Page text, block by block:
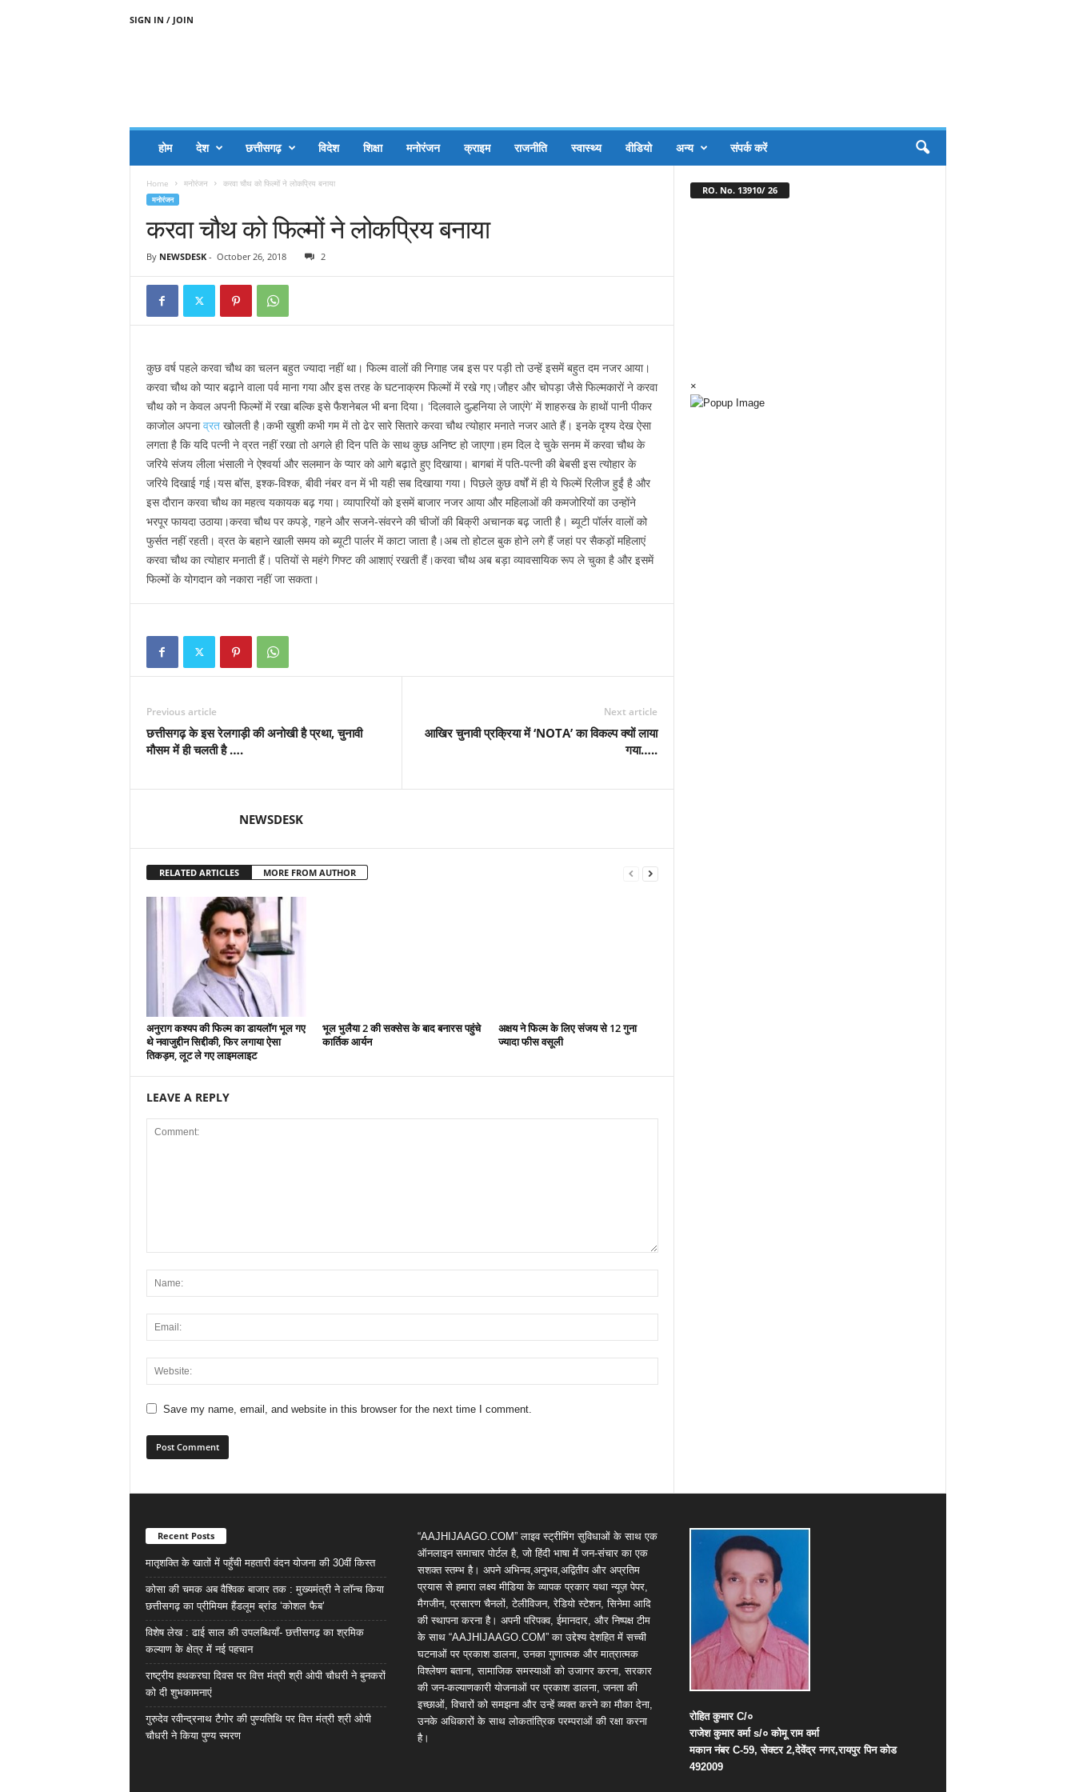
SIGN IN / JOIN
होम देश छत्तीसगढ़ विदेश शिक्षा मनोरंजन क्राइम राजनीति स्वास्थ्य वीडियो अन्य संपर्क करें
Home मनोरंजन करवा चौथ को फिल्मों ने लोकप्रिय बनाया
मनोरंजन
करवा चौथ को फिल्मों ने लोकप्रिय बनाया
By NEWSDESK- October 26, 2018 2
कुछ वर्ष पहले करवा चौथ का चलन बहुत ज्यादा नहीं था। फिल्म वालों की निगाह जब इस पर पड़ी तो उन्हें इसमें बहुत दम नजर आया।
करवा चौथ को प्यार बढ़ाने वाला पर्व माना गया और इस तरह के घटनाक्रम फिल्मों में रखे गए।जौहर और चोपड़ा जैसे फिल्मकारों ने करवा
चौथ को न केवल अपनी फिल्मों में रखा बल्कि इसे फैशनेबल भी बना दिया। ‘दिलवाले दुल्हनिया ले जाएंगे’ में शाहरुख के हाथों पानी पीकर
काजोल अपनाव्रत खोलती है।कभी खुशी कभी गम में तो ढेर सारे सितारे करवा चौथ त्योहार मनाते नजर आते हैं। इनके दृश्य देख ऐसा
लगता है कि यदि पत्नी ने व्रत नहीं रखा तो अगले ही दिन पति के साथ कुछ अनिष्ट हो जाएगा।हम दिल दे चुके सनम में करवा चौथ के
जरिये संजय लीला भंसाली ने ऐश्वर्या और सलमान के प्यार को आगे बढ़ाते हुए दिखाया। बागबां में पति-पत्नी की बेबसी इस त्योहार के
जरिये दिखाई गई।यस बॉस, इश्क-विश्क, बीवी नंबर वन में भी यही सब दिखाया गया। पिछले कुछ वर्षों में ही ये फिल्में रिलीज हुईं है और
इस दौरान करवा चौथ का महत्व यकायक बढ़ गया। व्यापारियों को इसमें बाजार नजर आया और महिलाओं की कमजोरियों का उन्होंने
भरपूर फायदा उठाया।करवा चौथ पर कपड़े, गहने और सजने-संवरने की चीजों की बिक्री अचानक बढ़ जाती है। ब्यूटी पॉर्लर वालों को
फुर्सत नहीं रहती। व्रत के बहाने खाली समय को ब्यूटी पार्लर में काटा जाता है।अब तो होटल बुक होने लगे हैं जहां पर सैकड़ों महिलाएं
करवा चौथ का त्योहार मनाती हैं। पतियों से महंगे गिफ्ट की आशाएं रखती हैं।करवा चौथ अब बड़ा व्यावसायिक रूप ले चुका है और इसमें
फिल्मों के योगदान को नकारा नहीं जा सकता।
Previous article
छत्तीसगढ़ के इस रेलगाड़ी की अनोखी है प्रथा, चुनावी
मौसम में ही चलती है ….
Next article
आखिर चुनावी प्रक्रिया में ‘NOTA’ का विकल्प क्यों लाया
गया…..
NEWSDESK
RELATED ARTICLES MORE FROM AUTHOR
अनुराग कश्यप की फिल्म का डायलॉग भूल गए
थे नवाजुद्दीन सिद्दीकी, फिर लगाया ऐसा
तिकड़म, लूट ले गए लाइमलाइट
भूल भुलैया 2 की सक्सेस के बाद बनारस पहुंचे
कार्तिक आर्यन
अक्षय ने फिल्म के लिए संजय से 12 गुना
ज्यादा फीस वसूली
LEAVE A REPLY
Save my name, email, and website in this browser for the next time I comment.
RO. No. 13910/ 26
×
Recent Posts
मातृशक्ति के खातों में पहुँची महतारी वंदन योजना की 30वीं किस्त
कोसा की चमक अब वैश्विक बाजार तक : मुख्यमंत्री ने लॉन्च किया
छत्तीसगढ़ का प्रीमियम हैंडलूम ब्रांड ‘कोशल फैब’
विशेष लेख : ढाई साल की उपलब्धियाँ- छत्तीसगढ़ का श्रमिक
कल्याण के क्षेत्र में नई पहचान
राष्ट्रीय हथकरघा दिवस पर वित्त मंत्री श्री ओपी चौधरी ने बुनकरों
को दी शुभकामनाएं
गुरुदेव रवीन्द्रनाथ टैगोर की पुण्यतिथि पर वित्त मंत्री श्री ओपी
चौधरी ने किया पुण्य स्मरण
“AAJHIJAAGO.COM” लाइव स्ट्रीमिंग सुविधाओं के साथ एक
ऑनलाइन समाचार पोर्टल है, जो हिंदी भाषा में जन-संचार का एक
सशक्त स्तम्भ है। अपने अभिनव,अनुभव,अद्वितीय और अप्रतिम
प्रयास से हमारा लक्ष्य मीडिया के व्यापक प्रकार यथा न्यूज़ पेपर,
मैगजीन, प्रसारण चैनलों, टेलीविजन, रेडियो स्टेशन, सिनेमा आदि
की स्थापना करना है। अपनी परिपक्व, ईमानदार, और निष्पक्ष टीम
के साथ “AAJHIJAAGO.COM” का उद्देश्य देशहित में सच्ची
घटनाओं पर प्रकाश डालना, उनका गुणात्मक और मात्रात्मक
विश्लेषण बताना, सामाजिक समस्याओं को उजागर करना, सरकार
की जन-कल्याणकारी योजनाओं पर प्रकाश डालना, जनता की
इच्छाओं, विचारों को समझना और उन्हें व्यक्त करने का मौका देना,
उनके अधिकारों के साथ लोकतांत्रिक परम्पराओं की रक्षा करना
है।
रोहित कुमारC/०
राजेश कुमार वर्माs/० कोमू राम वर्मा
मकान नंबरC-59,सेक्टर2,देवेंद्र नगर,रायपुर पिन कोड
492009